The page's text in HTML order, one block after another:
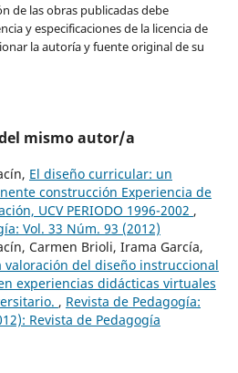
de las obras publicadas debe
y especificaciones de la licencia de
la autoría y fuente original de su
mismo autor/a
El diseño curricular: un
construcción Experiencia de
UCV PERIODO 1996-2002 ,
Vol. 33 Núm. 93 (2012)
Carmen Brioli, Irama García,
valoración del diseño instruccional
experiencias didácticas virtuales
, Revista de Pedagogía:
Revista de Pedagogía